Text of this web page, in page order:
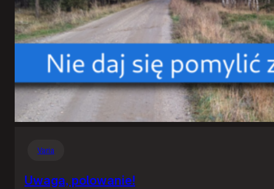
Varia
Uwaga, polowanie!